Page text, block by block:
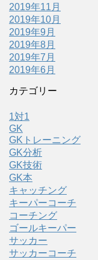
2019年11月
2019年10月
2019年9月
2019年8月
2019年7月
2019年6月
カテゴリー
1対1
GK
GKトレーニング
GK分析
GK技術
GK本
キャッチング
キーパーコーチ
コーチング
ゴールキーパー
サッカー
サッカーコーチ